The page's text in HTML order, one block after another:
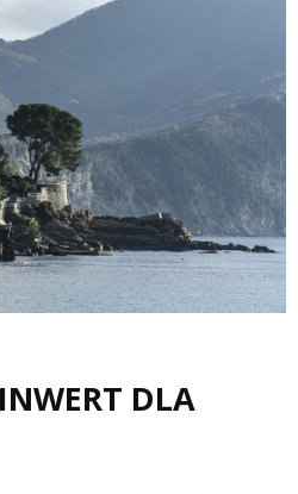
DLA